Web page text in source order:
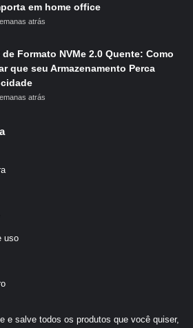
em home office
atrás
de Formato NVMe 2.0 Quente: Como
que seu Armazenamento Perca
atrás
uso
e salve todos os produtos que você quiser,